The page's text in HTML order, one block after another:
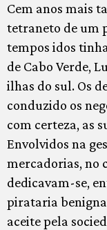
Cem anos mais
tetraneto de um
tempos idos
de Cabo Verde,
ilhas do sul. Os
conduzido os
com certeza, as
Envolvidos na
mercadorias, no
dedicavam-se,
pirataria
aceite pela